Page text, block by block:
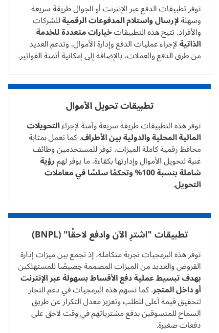
توفر تطبيقات الدفع عبر الإنترنت أو الجوال طريقة سريعة
وسهلةلإرسال واستلام المدفوعات الرقميةللشركات
والأفراد. تتيح هذه التطبيقاتخيارات متعددة للخدمة
الذاتيةلإجراء عمليات الدفع وإدارة الأموال، وتدعم العديد
من طرق الدفع والعملات، بالإضافة إلى إمكانيةأتمتة الفواتير.
تطبيقات تحويل الأموال
توفر هذه التطبيقات طريقة سريعة وآمنة لإجراءالتحويلات
المالية المحلية والدولية بين الأطراف. كما تعمل بمثابة
محافظ رقمية كاملة الميزات، توفر للمستخدمين وظائف
غنية لتحويل الأموال وإدارتها بكفاءة، ما يوفر لهمرؤية
شاملة بنسبة 100% وتحكمًا سلسًا في معاملات
التحويل.
تطبيقات "اشترِ الآن وادفع لاحقًا" (BNPL)
توفر هذه البرمجيات تجربة متكاملة، إذ تجمع بين ميزاتإدارة
القروضوالعديد من الميزات المصممة خِصيصًا للمستهلكين
بهدف تبسيط عملية دفع الأقساط بسهولة عبر الإنترنت
أو داخل المتجر. كما تسهم هذه البرمجيات في دعم التجار
لتحقيق قيمة أعلى للطلب وتعزيز معدل التكرار عن طريق
السماح للمتسوقين بدفع مشترياتهم في وقت لاحق على
دفعات صغيرة.